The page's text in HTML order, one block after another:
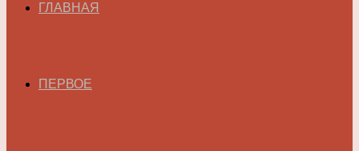
ГЛАВНАЯ
ПЕРВОЕ